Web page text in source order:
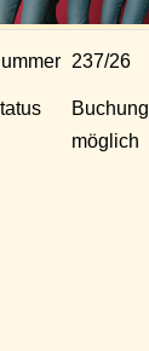
237/26
Buchung
möglich